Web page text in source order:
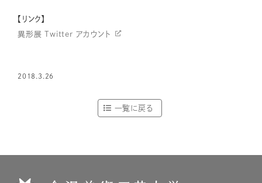
【リンク】
異形展 Twitter アカウント
2018.3.26
一覧に戻る